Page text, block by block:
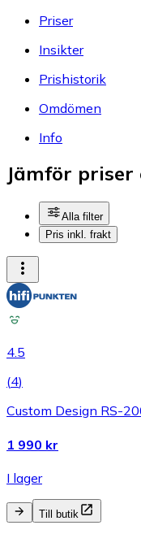
Priser
Insikter
Prishistorik
Omdömen
Info
Jämför
Alla filter
Pris inkl. frakt
4.5
(4)
Custom Design RS-
1 990 kr
I lager
Till butik